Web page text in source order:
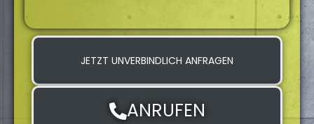
JETZT UNVERBINDLICH ANFRAGEN
ANRUFEN